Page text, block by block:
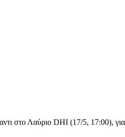
στο Λαύριο DHI (17/5, 17:00),